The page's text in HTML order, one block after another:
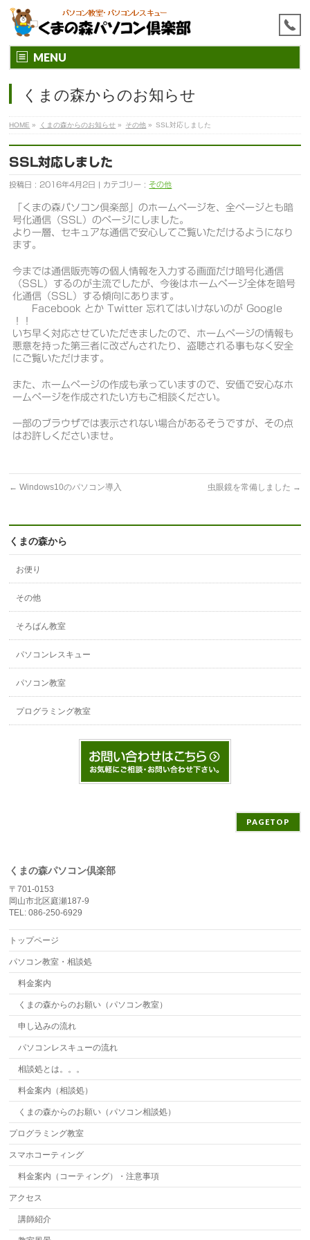
MENU
くまの森からのお知らせ
HOME » くまの森からのお知らせ » その他 » SSL対応しました
SSL対応しました
投稿日 : 2016年4月2日 | カテゴリー :その他
「くまの森パソコン倶楽部」のホームページを、全ページとも暗
号化通信（SSL）のページにしました。
より一層、セキュアな通信で安心してご覧いただけるようになり
ます。
今までは通信販売等の個人情報を入力する画面だけ暗号化通信
（SSL）するのが主流でしたが、今後はホームページ全体を暗号
化通信（SSL）する傾向にあります。
Facebook とか Twitter 忘れてはいけないのが Google
！！
いち早く対応させていただきましたので、ホームページの情報も
悪意を持った第三者に改ざんされたり、盗聴される事もなく安全
にご覧いただけます。
また、ホームページの作成も承っていますので、安価で安心なホ
ームページを作成されたい方もご相談ください。
一部のブラウザでは表示されない場合があるそうですが、その点
はお許しくださいませ。
← Windows10のパソコン導入 虫眼鏡を常備しました →
くまの森から
お便り
その他
そろばん教室
パソコンレスキュー
パソコン教室
プログラミング教室
PAGETOP
くまの森パソコン倶楽部
〒701-0153
岡山市北区庭瀬187-9
TEL: 086-250-6929
トップページ
パソコン教室・相談処
料金案内
くまの森からのお願い（パソコン教室）
申し込みの流れ
パソコンレスキューの流れ
相談処とは。。。
料金案内（相談処）
くまの森からのお願い（パソコン相談処）
プログラミング教室
スマホコーティング
料金案内（コーティング）・注意事項
アクセス
講師紹介